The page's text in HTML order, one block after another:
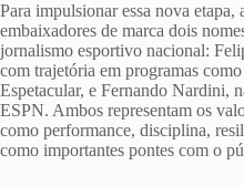
Para impulsionar essa nova
embaixadores de marca dois
jornalismo esportivo nacional:
com trajetória em programas
Espetacular, e Fernando Nardini,
ESPN. Ambos representam os
como performance, disciplina,
como importantes pontes com o